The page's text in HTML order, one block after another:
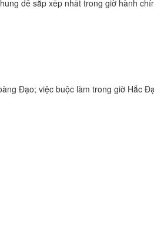
dễ sắp xếp nhất trong giờ hành
Đạo; việc buộc làm trong giờ Hắc